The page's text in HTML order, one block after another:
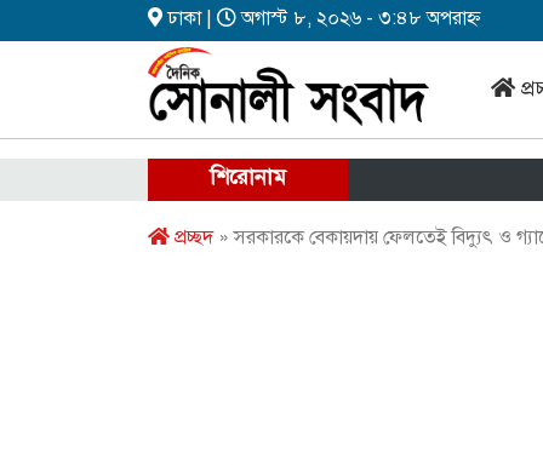
ঢাকা | অগাস্ট ৮, ২০২৬ - ৩:৪৮ অপরাহ্ন
শিরোনাম
প্রচ্ছদ» সরকারকে বেকায়দায় ফেলতেই বিদ্যুৎ ও